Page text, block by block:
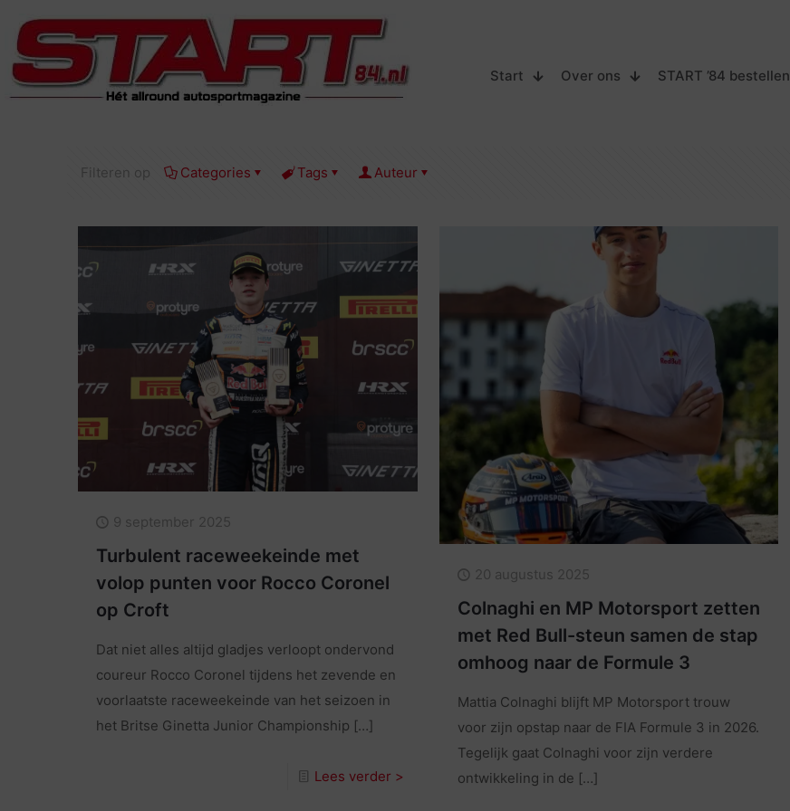
Start Over ons START ’84 bestellen
Filteren op Categories Tags Auteur
9 september 2025
Turbulent raceweekeinde met
volop punten voor Rocco Coronel
op Croft
Dat niet alles altijd gladjes verloopt ondervond
coureur Rocco Coronel tijdens het zevende en
voorlaatste raceweekeinde van het seizoen in
het Britse Ginetta Junior Championship […]
Lees verder >
20 augustus 2025
Colnaghi en MP Motorsport zetten
met Red Bull-steun samen de stap
omhoog naar de Formule 3
Mattia Colnaghi blijft MP Motorsport trouw
voor zijn opstap naar de FIA Formule 3 in 2026.
Tegelijk gaat Colnaghi voor zijn verdere
ontwikkeling in de […]